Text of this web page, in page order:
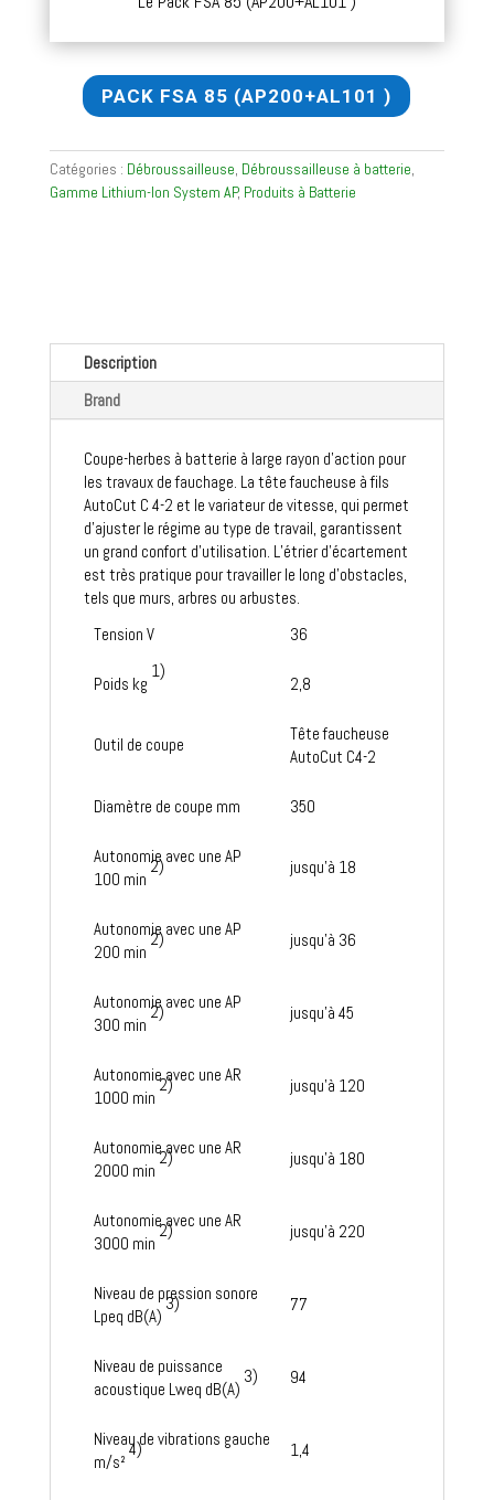
PACK FSA 85 (AP200+AL101 )
Catégories : Débroussailleuse, Débroussailleuse à batterie,
Gamme Lithium-Ion System AP, Produits à Batterie
Description
Brand
Coupe-herbes à batterie à large rayon d’action pour
les travaux de fauchage. La tête faucheuse à fils
AutoCut C 4-2 et le variateur de vitesse, qui permet
d’ajuster le régime au type de travail, garantissent
un grand confort d’utilisation. L’étrier d’écartement
est très pratique pour travailler le long d’obstacles,
tels que murs, arbres ou arbustes.
Tension V
36
Poids kg
1)
2,8
Outil de coupe
Tête faucheuse
AutoCut C4-2
Diamètre de coupe mm 350
Autonomie avec une AP
100 min
2) jusqu'à 18
Autonomie avec une AP
200 min
2) jusqu'à 36
Autonomie avec une AP
300 min
2) jusqu'à 45
Autonomie avec une AR
1000 min
2) jusqu'à 120
Autonomie avec une AR
2000 min
2) jusqu'à 180
Autonomie avec une AR
3000 min
2) jusqu'à 220
Niveau de pression sonore
Lpeq dB(A)
3) 77
Niveau de puissance
acoustique Lweq dB(A)
3) 94
Niveau de vibrations gauche
m/s²
4) 1,4